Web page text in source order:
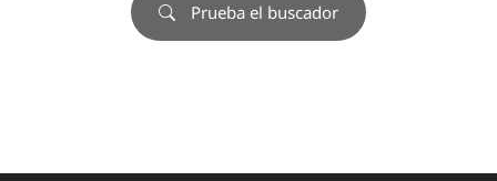
Prueba el buscador